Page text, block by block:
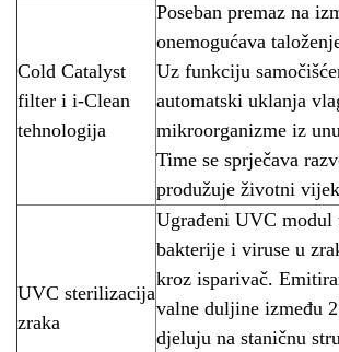
Cold Catalyst
filter i i-Clean
tehnologija
Poseban premaz na
onemogućava
Uz funkciju
automatski uklanja
mikroorganizme iz
Time se sprječava
produžuje životni
UVC sterilizacija
zraka
Ugrađeni UVC modul
bakterije i viruse u
kroz isparivač.
valne duljine između
djeluju na staničnu